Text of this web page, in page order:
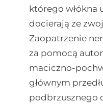
którego włókna
docierają ze
Zaopatrzenie
za pomocą
maciczno-
głównym
podbrzusznego